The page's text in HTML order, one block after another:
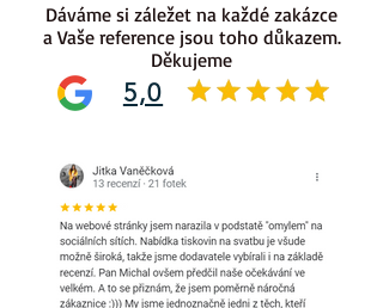
5,0
Dáváme si záležet na každé zakázce
a Vaše reference jsou toho důkazem.
Děkujeme